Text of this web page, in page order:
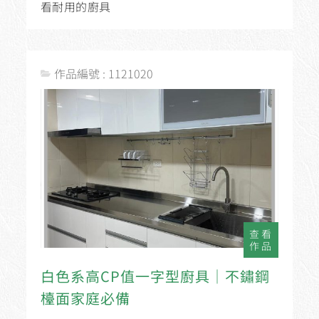
看耐用的廚具
作品編號 : 1121020
查看
作品
白色系高CP值一字型廚具│不鏽鋼
檯面家庭必備